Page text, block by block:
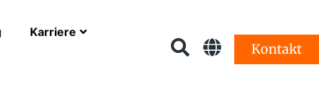
Karriere
Kontakt